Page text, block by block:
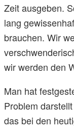
Zeit ausgeben.
lang
brauchen. Wir
wir werden den
Man hat
Problem
das bei den